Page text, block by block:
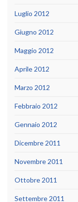
Luglio 2012
Giugno 2012
Maggio 2012
Aprile 2012
Marzo 2012
Febbraio 2012
Gennaio 2012
Dicembre 2011
Novembre 2011
Ottobre 2011
Settembre 2011